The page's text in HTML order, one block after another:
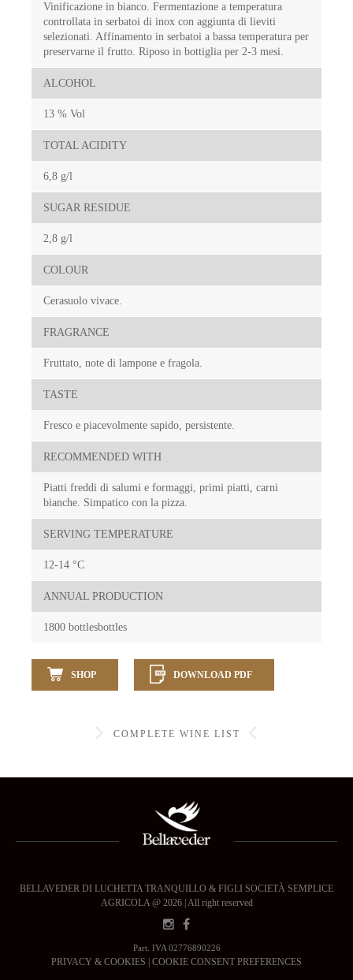
Vinificazione in bianco. Fermentazione a temperatura
controllata in serbatoi di inox con aggiunta di lieviti
selezionati. Affinamento in serbatoi a bassa temperatura per
preservarne il frutto. Riposo in bottiglia per 2-3 mesi.
ALCOHOL
13 % Vol
TOTAL ACIDITY
6,8 g/l
SUGAR RESIDUE
2,8 g/l
COLOUR
Cerasuolo vivace.
FRAGRANCE
Fruttato, note di lampone e fragola.
TASTE
Fresco e piacevolmente sapido, persistente.
RECOMMENDED WITH
Piatti freddi di salumi e formaggi, primi piatti, carni
bianche. Simpatico con la pizza.
SERVING TEMPERATURE
12-14 °C
ANNUAL PRODUCTION
1800 bottlesbottles
SHOP DOWNLOAD PDF
COMPLETE WINE LIST
BELLAVEDER DI LUCHETTA TRANQUILLO & FIGLI SOCIETÀ SEMPLICE
AGRICOLA @ 2026 | All right reserved
Part. IVA 02776890226
PRIVACY & COOKIES COOKIE CONSENT PREFERENCES